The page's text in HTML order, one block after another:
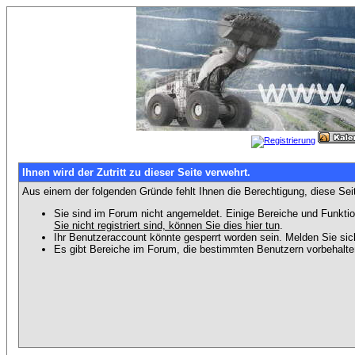
Ihnen wird der Zutritt zu dieser Seite verwehrt.
Aus einem der folgenden Gründe fehlt Ihnen die Berechtigung, diese
Sie sind im Forum nicht angemeldet. Einige Bereiche und
Sie nicht registriert sind, können Sie dies hier tun.
Ihr Benutzeraccount könnte gesperrt worden sein. Melden Sie
Es gibt Bereiche im Forum, die bestimmten Benutzern